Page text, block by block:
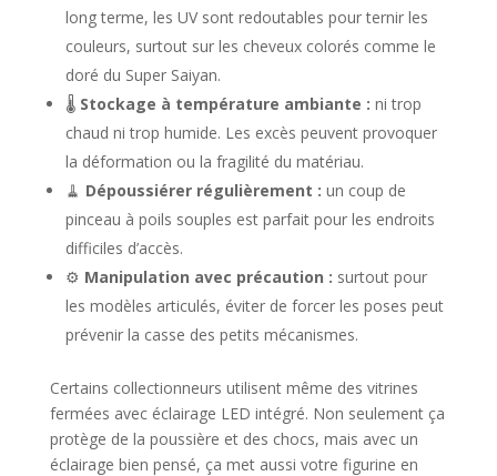
long terme, les UV sont redoutables pour ternir les
couleurs, surtout sur les cheveux colorés comme le
doré du Super Saiyan.
🌡️ Stockage à température ambiante : ni trop
chaud ni trop humide. Les excès peuvent provoquer
la déformation ou la fragilité du matériau.
🧹 Dépoussiérer régulièrement : un coup de
pinceau à poils souples est parfait pour les endroits
difficiles d’accès.
⚙️ Manipulation avec précaution : surtout pour
les modèles articulés, éviter de forcer les poses peut
prévenir la casse des petits mécanismes.
Certains collectionneurs utilisent même des vitrines
fermées avec éclairage LED intégré. Non seulement ça
protège de la poussière et des chocs, mais avec un
éclairage bien pensé, ça met aussi votre figurine en